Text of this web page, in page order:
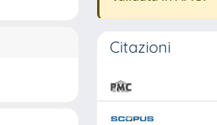
Citazioni